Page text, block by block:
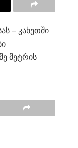
– კახეთში
მეტრის